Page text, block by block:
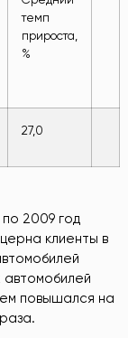
темп
прироста,
%
27,0
по 2009 год
клиенты в
повышался на